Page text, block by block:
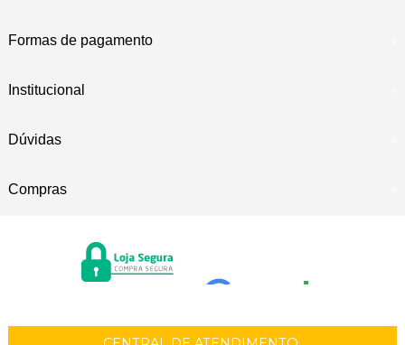
Formas de pagamento
Institucional
Dúvidas
Compras